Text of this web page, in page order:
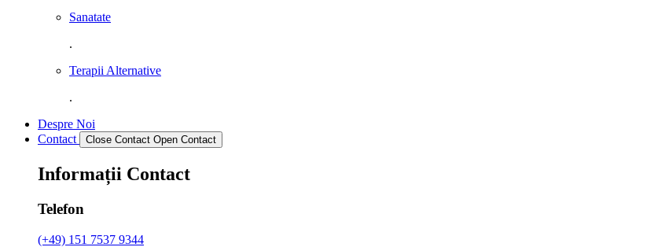
Sanatate
.
Terapii Alternative
.
Despre Noi
Contact
Close Contact Open Contact
Informații Contact
Telefon
(+49) 151 7537 9344